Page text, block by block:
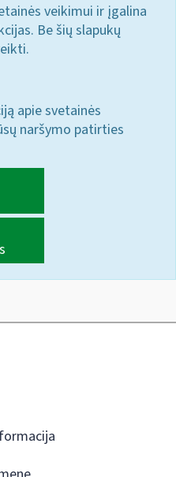
veikimui ir įgalina
Be šių slapukų
apie svetainės
naršymo patirties